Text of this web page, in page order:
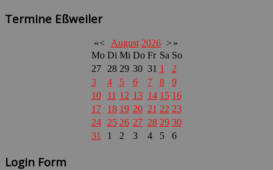
Termine Eßweiler
«< August 2026 > »
Mo Di Mi Do Fr Sa So
27
28 29 30 31 1
2
3
4 5 6 7 8
9
10
11 12 13 14 15 16
17
18 19 20 21 22 23
24
25 26 27 28 29 30
31
1 2 3 4 5 6
Login Form